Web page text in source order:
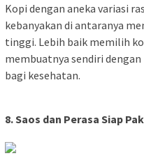
Kopi dengan aneka variasi
kebanyakan di antaranya
tinggi. Lebih baik memilih
membuatnya sendiri
bagi kesehatan.
8. Saos dan Perasa Siap